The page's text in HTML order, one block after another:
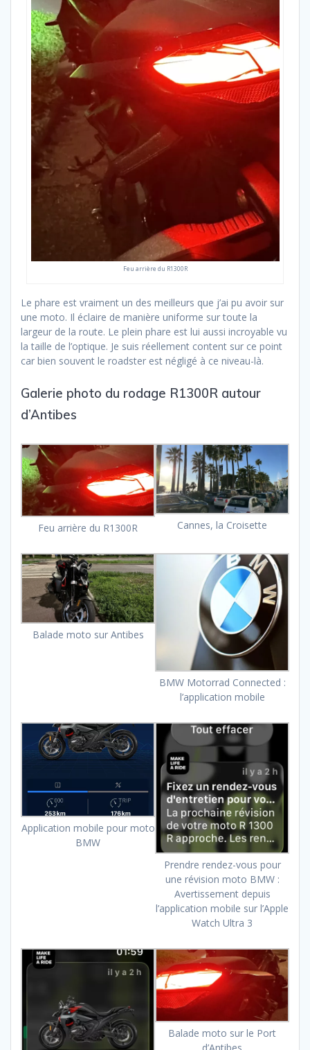
Feu arrière du R1300R
Le phare est vraiment un des meilleurs que j’ai pu avoir sur
une moto. Il éclaire de manière uniforme sur toute la
largeur de la route. Le plein phare est lui aussi incroyable vu
la taille de l’optique. Je suis réellement content sur ce point
car bien souvent le roadster est négligé à ce niveau-là.
Galerie photo du rodage R1300R autour
d’Antibes
Feu arrière du R1300R Cannes, la Croisette
Balade moto sur Antibes
BMW Motorrad Connected :
l’application mobile
Application mobile pour moto
BMW
Prendre rendez-vous pour
une révision moto BMW :
Avertissement depuis
l’application mobile sur l’Apple
Watch Ultra 3
Balade moto sur le Port
d’Antibes